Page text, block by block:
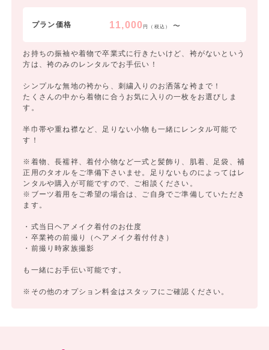
プラン価格 11,000円（税込） 〜
お持ちの振袖や着物で卒業式に行きたいけど、袴がないという
方は、袴のみのレンタルでお手伝い！
シンプルな無地の袴から、刺繍入りのお洒落な袴まで！
たくさんの中から着物に合うお気に入りの一枚をお選びしま
す。
半巾帯や重ね襟など、足りない小物も一緒にレンタル可能で
す！
※着物、長襦袢、着付小物など一式と髪飾り、肌着、足袋、補
正用のタオルをご準備下さいませ。足りないものによってはレ
ンタルや購入が可能ですので、ご相談ください。
※ブーツ着用をご希望の場合は、ご自身でご準備していただき
ます。
・式当日ヘアメイク着付のお仕度
・卒業袴の前撮り（ヘアメイク着付付き）
・前撮り時家族撮影
も一緒にお手伝い可能です。
※その他のオプション料金はスタッフにご確認ください。